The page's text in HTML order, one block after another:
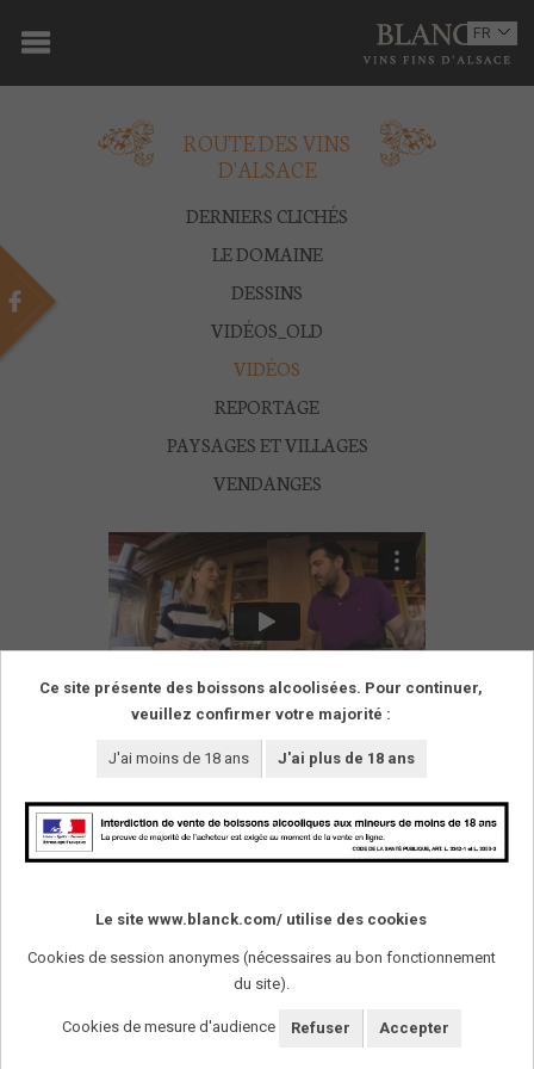
DOMAINE
OENOTOURISME
BOUTIQUE
PRESSE
PARTENAIRES
ACTUALITÉS
CONTACT
FR
EN
ROUTE DES VINS
D'ALSACE
DERNIERS CLICHÉS
LE DOMAINE
DESSINS
VIDÉOS_OLD
VIDÉOS
REPORTAGE
PAYSAGES ET VILLAGES
VENDANGES
Route des Vins d'Alsace, May 2017
on
Vimeo.
SUIVEZ-NOUS !
L'abus d'alcool est dangereux pour la santï¿½. A
consommer avec modï¿½ration.
Ce site présente des boissons alcoolisées. Pour continuer,
veuillez confirmer votre majorité :
J'ai moins de 18 ans J'ai plus de 18 ans
Le site www.blanck.com/ utilise des cookies
Cookies de session anonymes (nécessaires au bon fonctionnement
du site).
Cookies de mesure d'audience Refuser Accepter